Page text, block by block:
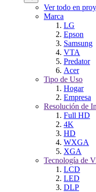
Ver todo en
Marca
LG
Epson
Samsung
VTA
Predator
Acer
Tipo de Uso
Hogar
Empresa
Resolución de
Full HD
4K
HD
WXGA
XGA
Tecnología de
LCD
LED
DLP